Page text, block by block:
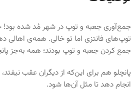
جمع‌آوری جعبه و توپ در شهر مُد شده بود!
توپ‌های فانتزی اما تو خالی. همه‌ی
جمع کردن جعبه و توپ بودند؛ همه به‌جز
پانچلو هم برای این‌که از دیگران عقب
انجام دهد تا مثل آن‌ها شود.